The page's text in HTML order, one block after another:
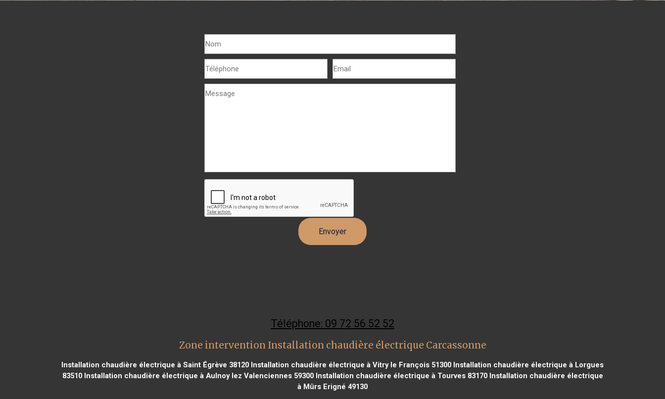
Téléphone: 09 72 56 52 52
Zone intervention Installation chaudière électrique Carcassonne
Installation chaudière électrique à Saint Égrève 38120 Installation chaudière électrique à Vitry le François 51300 Installation chaudière électrique à Lorgues
83510Installation chaudière électrique à Aulnoy lez Valenciennes 59300Installation chaudière électrique à Tourves 83170Installation chaudière électrique
à Mûrs Erigné 49130